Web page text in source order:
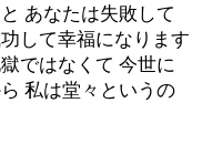
あなたは失敗して
して幸福になります
ではなくて 今世に
私は堂々というの